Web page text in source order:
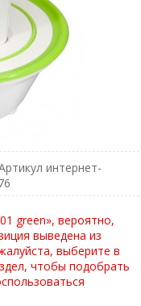
интернет-
green», вероятно,
выведена из
выберите в
чтобы подобрать